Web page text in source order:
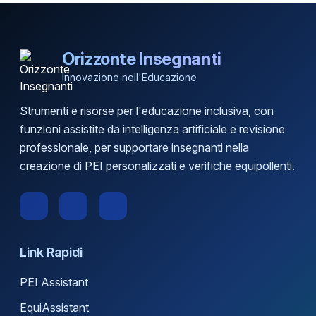
Orizzonte Insegnanti
Innovazione nell'Educazione
Strumenti e risorse per l'educazione inclusiva, con
funzioni assistite da intelligenza artificiale e revisione
professionale, per supportare insegnanti nella
creazione di PEI personalizzati e verifiche equipollenti.
Link Rapidi
PEI Assistant
EquiAssistant